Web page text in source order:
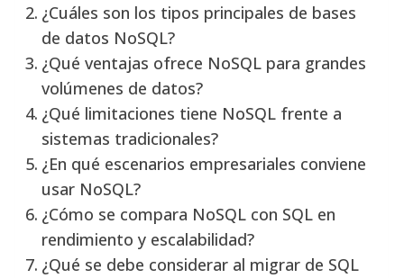
¿Cuáles son los tipos principales de bases
de datos NoSQL?
¿Qué ventajas ofrece NoSQL para grandes
volúmenes de datos?
¿Qué limitaciones tiene NoSQL frente a
sistemas tradicionales?
¿En qué escenarios empresariales conviene
usar NoSQL?
¿Cómo se compara NoSQL con SQL en
rendimiento y escalabilidad?
¿Qué se debe considerar al migrar de SQL